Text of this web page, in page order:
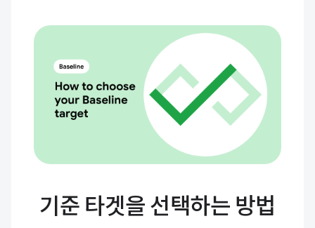
기준 타겟을 선택하는 방법